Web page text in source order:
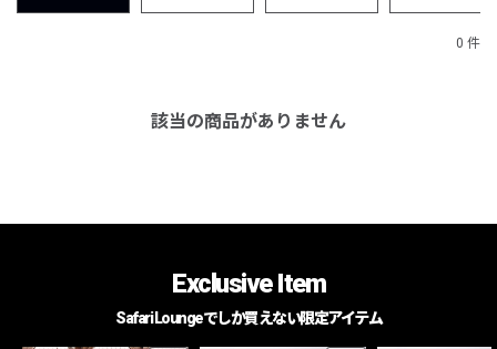
0 件
該当の商品がありません
Exclusive Item
Safari Loungeでしか買えない限定アイテム